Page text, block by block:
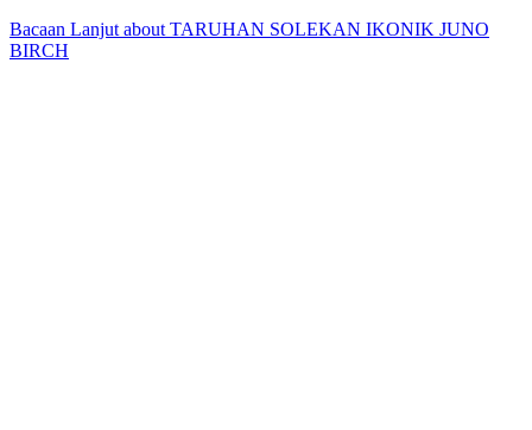
Bacaan Lanjut about TARUHAN SOLEKAN IKONIK JUNO
BIRCH